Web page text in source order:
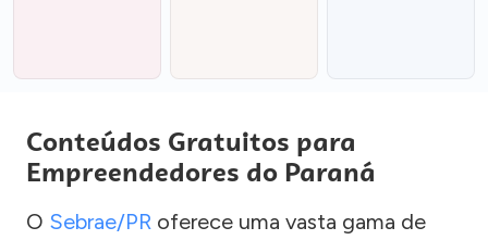
Conteúdos Gratuitos para
Empreendedores do Paraná
O Sebrae/PR oferece uma vasta gama de